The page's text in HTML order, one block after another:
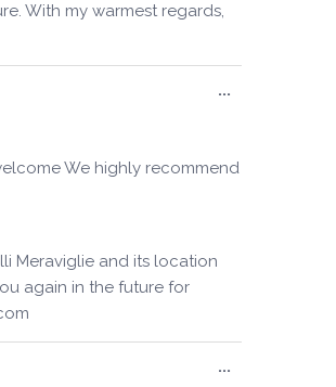
With my warmest regards,
We highly recommend
Meraviglie and its location
again in the future for
...
méta.
...